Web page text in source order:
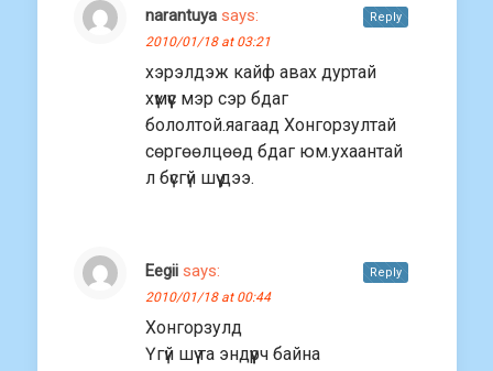
narantuya says:
2010/01/18 at 03:21
хэрэлдэж кайф авах дуртай
хүмүүс мэр сэр бдаг
бололтой.яагаад Хонгорзултай
сөргөөлцөөд бдаг юм.ухаантай
л бүсгүй шүү дээ.
Reply
Eegii says:
2010/01/18 at 00:44
Хонгорзулд
Үгүй шүү та эндүүрч байна
Reply